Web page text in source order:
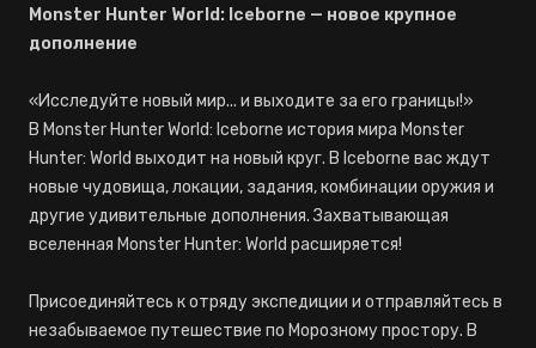
Monster Hunter World: Iceborne — новое крупное
дополнение
«Исследуйте новый мир... и выходите за его границы!»
В Monster Hunter World: Iceborne история мира Monster
Hunter: World выходит на новый круг. В Iceborne вас ждут
новые чудовища, локации, задания, комбинации оружия и
другие удивительные дополнения. Захватывающая
вселенная Monster Hunter: World расширяется!
Присоединяйтесь к отряду экспедиции и отправляйтесь в
незабываемое путешествие по Морозному простору. В